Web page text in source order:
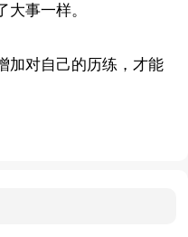
事一样。
加对自己的历练，才能